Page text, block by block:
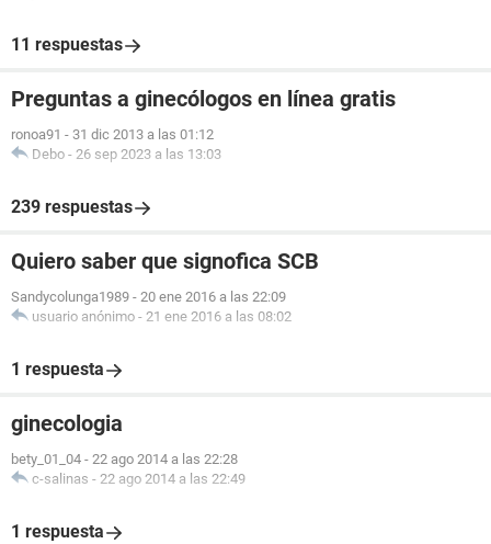
11 respuestas
Preguntas a ginecólogos en línea gratis
ronoa91 - 31 dic 2013 a las 01:12
Debo - 26 sep 2023 a las 13:03
239 respuestas
Quiero saber que signofica SCB
Sandycolunga1989 - 20 ene 2016 a las 22:09
usuario anónimo - 21 ene 2016 a las 08:02
1 respuesta
ginecologia
bety_01_04 - 22 ago 2014 a las 22:28
c-salinas - 22 ago 2014 a las 22:49
1 respuesta